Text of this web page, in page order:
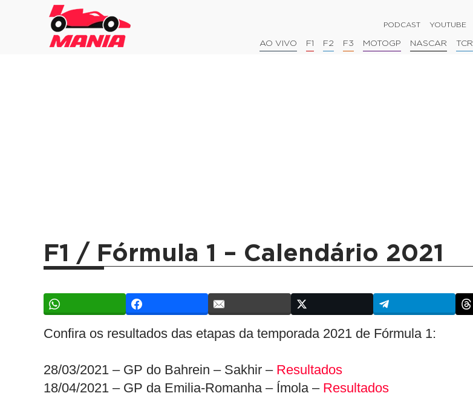
PODCAST YOUTUBE
AO VIVO F1 F2 F3 MOTOGP NASCAR TCR
F1 / Fórmula 1 – Calendário 2021
Confira os resultados das etapas da temporada 2021 de Fórmula 1:
28/03/2021 – GP do Bahrein – Sakhir – Resultados
18/04/2021 – GP da Emilia-Romanha – Ímola – Resultados